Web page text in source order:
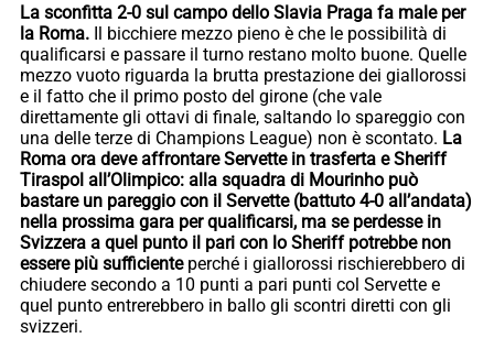
La sconfitta 2-0 sul campo dello Slavia Praga fa male per
la Roma. Il bicchiere mezzo pieno è che le possibilità di
qualificarsi e passare il turno restano molto buone. Quelle
mezzo vuoto riguarda la brutta prestazione dei giallorossi
e il fatto che il primo posto del girone (che vale
direttamente gli ottavi di finale, saltando lo spareggio con
una delle terze di Champions League) non è scontato. La
Roma ora deve affrontare Servette in trasferta e Sheriff
Tiraspol all’Olimpico: alla squadra di Mourinho può
bastare un pareggio con il Servette (battuto 4-0 all’andata)
nella prossima gara per qualificarsi, ma se perdesse in
Svizzera a quel punto il pari con lo Sheriff potrebbe non
essere più sufficiente perché i giallorossi rischierebbero di
chiudere secondo a 10 punti a pari punti col Servette e
quel punto entrerebbero in ballo gli scontri diretti con gli
svizzeri.